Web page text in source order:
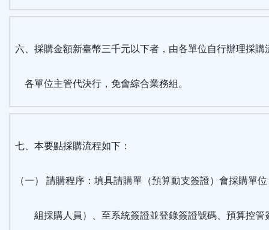
六、採購金額新臺幣三千元以下者，由各單位自行辦理採購
各單位主管代決行，免會綜合業務組。
七、本要點採購流程如下：
（一） 請購程序：填具請購單（預算動支簽證）會採購單
組採購人員）、至系統簽證並登錄簽證號碼、預算控管